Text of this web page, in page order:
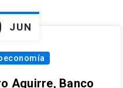
JUN
Aguirre, Banco